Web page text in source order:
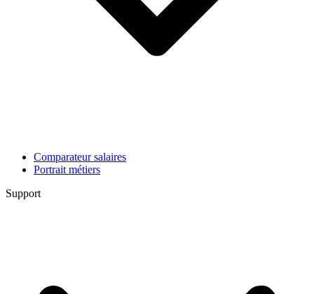
Comparateur salaires
Portrait métiers
Support